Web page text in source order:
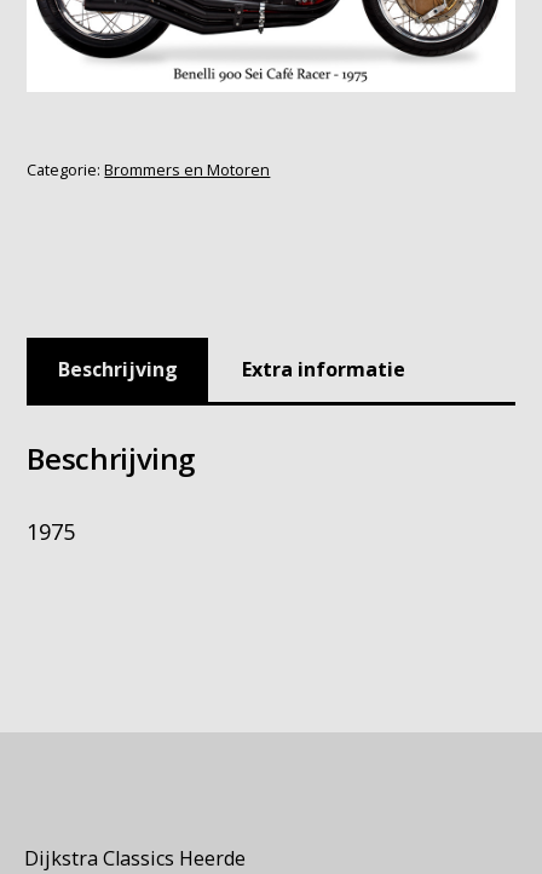
Categorie:Brommers en Motoren
Beschrijving Extra informatie
Beschrijving
1975
Dijkstra Classics Heerde